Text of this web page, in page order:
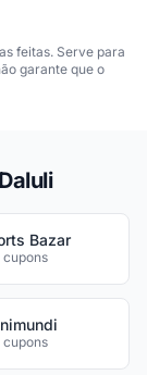
feitas. Serve para
garante que o
Bazar
cupons
cupons